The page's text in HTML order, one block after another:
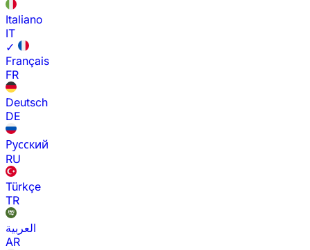
Italiano
IT
✓
Français
FR
Deutsch
DE
Русский
RU
Türkçe
TR
العربية
AR